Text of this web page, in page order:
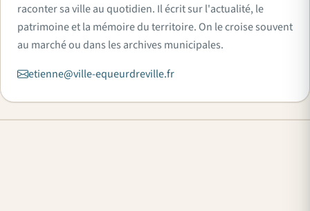
raconter sa ville au quotidien. Il écrit sur l'actualité, le
patrimoine et la mémoire du territoire. On le croise souvent
au marché ou dans les archives municipales.
etienne@ville-equeurdreville.fr